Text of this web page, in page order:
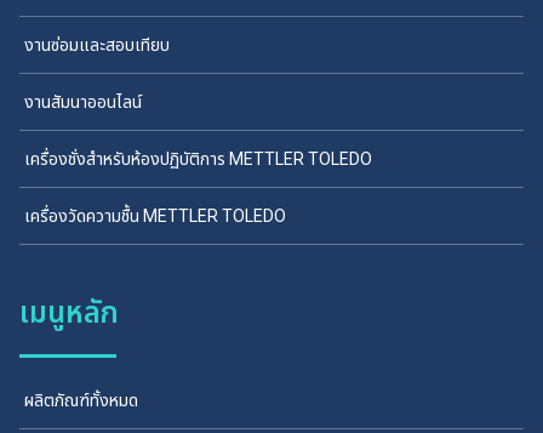
งานซ่อมและสอบเทียบ
งานสัมนาออนไลน์
เครื่องชั่งสำหรับห้องปฏิบัติการ METTLER TOLEDO
เครื่องวัดความชื้น METTLER TOLEDO
เมนูหลัก
ผลิตภัณฑ์ทั้งหมด